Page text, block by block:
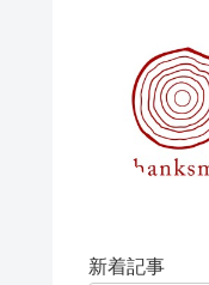
新着記事